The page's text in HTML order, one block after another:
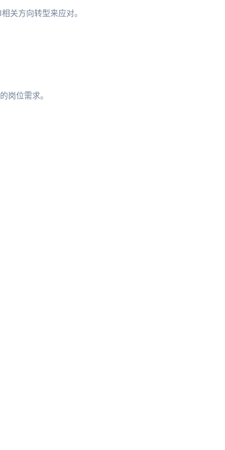
关方向转型来应对。
岗位需求。